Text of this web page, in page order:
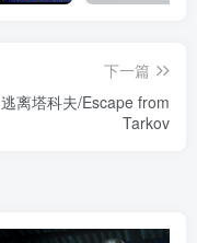
下一篇
逃离塔科夫/Escape from
Tarkov